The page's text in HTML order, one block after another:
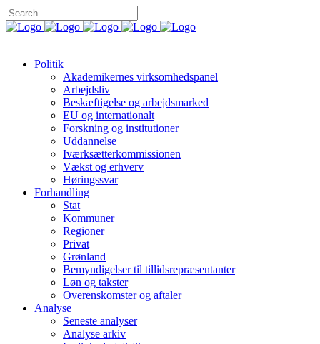
Politik
Akademikernes virksomhedspanel
Arbejdsliv
Beskæftigelse og arbejdsmarked
EU og internationalt
Forskning og institutioner
Uddannelse
Iværksætterkommissionen
Vækst og erhverv
Høringssvar
Forhandling
Stat
Kommuner
Regioner
Privat
Grønland
Bemyndigelser til tillidsrepræsentanter
Løn og takster
Overenskomster og aftaler
Analyse
Seneste analyser
Analyse arkiv